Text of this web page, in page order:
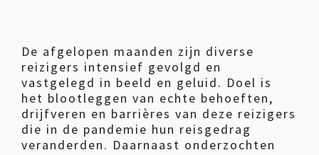
De afgelopen maanden zijn diverse
reizigers intensief gevolgd en
vastgelegd in beeld en geluid. Doel is
het blootleggen van echte behoeften,
drijfveren en barrières van deze reizigers
die in de pandemie hun reisgedrag
veranderden. Daarnaast onderzochten